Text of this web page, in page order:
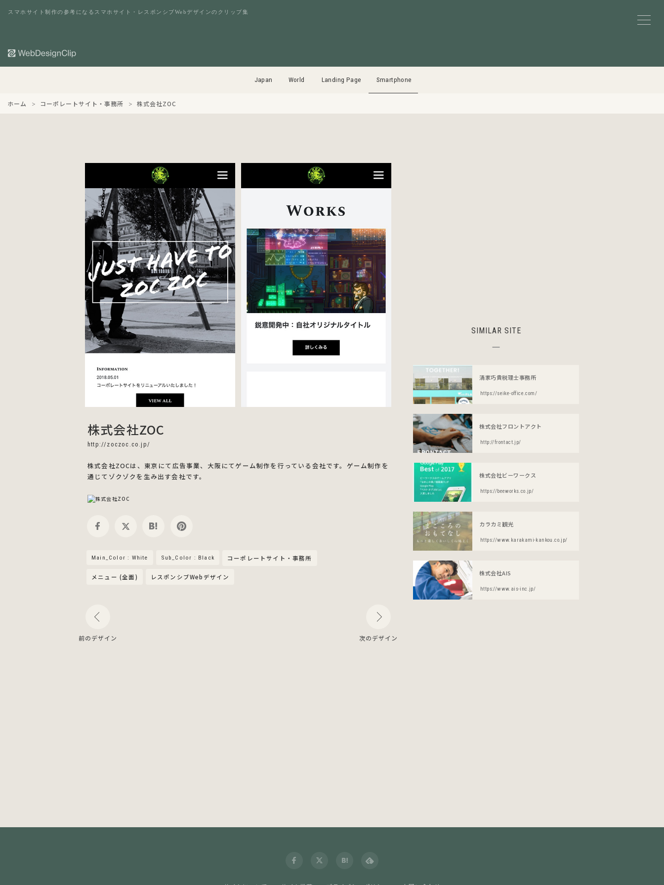
スマホサイト制作の参考になるスマホサイト・レスポンシブWebデザインのクリップ集
Japan World Landing Page Smartphone
ホーム コーポレートサイト・事務所 株式会社ZOC
株式会社ZOC
http://zoczoc.co.jp/
株式会社ZOCは、東京にて広告事業、大阪にてゲーム制作を行っている会社です。ゲーム制作を
通じてゾクゾクを生み出す会社です。
Main_Color : White Sub_Color : Black コーポレートサイト・事務所
メニュー (全面) レスポンシブWebデザイン
SIMILAR SITE
清家巧貴税理士事務所
https://seike-office.com/
株式会社フロントアクト
http://frontact.jp/
株式会社ビーワークス
https://beeworks.co.jp/
カラカミ観光
https://www.karakami-kankou.co.jp/
株式会社AIS
https://www.ais-inc.jp/